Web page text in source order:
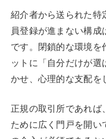
紹介者から送られた特
員登録が進まない構
です。閉鎖的な環境を
ットに「自分だけが
かせ、心理的な支配を
正規の取引所であれば
ために広く門戸を開い